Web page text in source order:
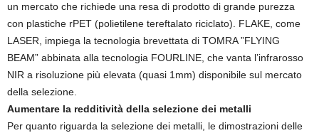
un mercato che richiede una resa di prodotto di grande purezza
con plastiche rPET (polietilene tereftalato riciclato). FLAKE, come
LASER, impiega la tecnologia brevettata di TOMRA ”FLYING
BEAM” abbinata alla tecnologia FOURLINE, che vanta l’infrarosso
NIR a risoluzione più elevata (quasi 1mm) disponibile sul mercato
della selezione.
Aumentare la redditività della selezione dei metalli
Per quanto riguarda la selezione dei metalli, le dimostrazioni delle